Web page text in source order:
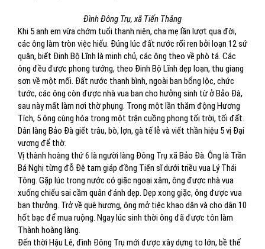
Đình Đông Trụ, xã Tiến Thắng
Khi 5 anh em vừa chớm tuổi thanh niên, cha mẹ lần lượt qua đời,
các ông làm tròn việc hiếu. Đúng lúc đất nước rối ren bởi loạn 12 sứ
quân, biết Đinh Bộ Lĩnh là minh chủ, các ông theo về phò tá. Các
ông đều được phong tướng, theo Đinh Bộ Lĩnh dẹp loạn, thu giang
sơn về một mối. Đất nước thanh bình, ngoài ban bổng lộc, chức
tước, các ông còn được nhà vua ban cho hưởng sinh từ ở Bảo Đà,
sau này mất làm nơi thờ phụng. Trong một lần thăm động Hương
Tích, 5 ông cùng hóa trong một trận cuồng phong tối trời, tối đất.
Dân làng Bảo Đà giết trâu, bò, lợn, gà tế lễ và viết thần hiệu 5 vị Đại
vương để thờ.
Vị thành hoàng thứ 6 là người làng Đông Trụ xã Bảo Đà. Ông là Trần
Bá Nghị từng đỗ Đệ tam giáp đồng Tiến sĩ dưới triều vua Lý Thái
Tông. Gặp lúc trong nước có giặc ngoại xâm, ông được nhà vua
xuống chiếu sai cầm quân đánh dẹp. Dẹp xong giặc, ông được vua
ban thưởng. Trở về quê hương, ông mở tiệc khao dân và cho dân 10
hốt bạc để mua ruộng. Ngay lúc sinh thời ông đã được tôn làm
Thành hoàng làng.
Đến thời Hậu Lê, đình Đông Trụ mới được xây dựng to lớn, bề thế